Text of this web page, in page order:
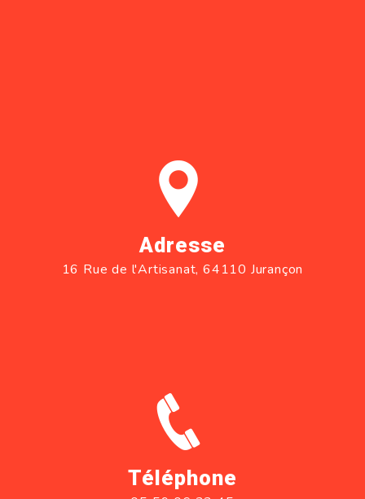
Adresse
16 Rue de l'Artisanat, 64110 Jurançon
Téléphone